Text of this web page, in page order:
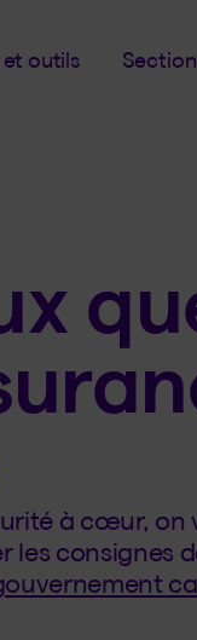
et outils
à cœur, on
les consignes